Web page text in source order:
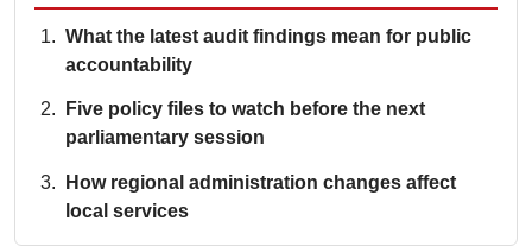
What the latest audit findings mean for public
accountability
Five policy files to watch before the next
parliamentary session
How regional administration changes affect
local services